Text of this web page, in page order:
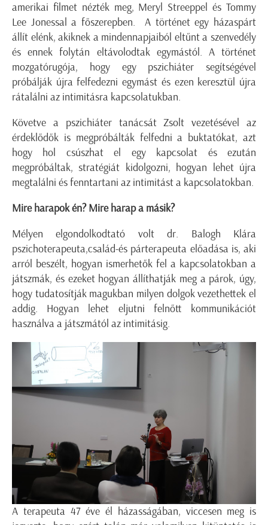
amerikai filmet nézték meg, Meryl Streeppel és Tommy
Lee Jonessal a főszerepben. A történet egy házaspárt
állít elénk, akiknek a mindennapjaiból eltűnt a szenvedély
és ennek folytán eltávolodtak egymástól. A történet
mozgatórugója, hogy egy pszichiáter segítségével
próbálják újra felfedezni egymást és ezen keresztül újra
rátalálni az intimitásra kapcsolatukban.
Követve a pszichiáter tanácsát Zsolt vezetésével az
érdeklődők is megpróbálták felfedni a buktatókat, azt
hogy hol csúszhat el egy kapcsolat és ezután
megpróbáltak, stratégiát kidolgozni, hogyan lehet újra
megtalálni és fenntartani az intimitást a kapcsolatokban.
Mire harapok én? Mire harap a másik?
Mélyen elgondolkodtató volt dr. Balogh Klára
pszichoterapeuta,család-és párterapeuta előadása is, aki
arról beszélt, hogyan ismerhetők fel a kapcsolatokban a
játszmák, és ezeket hogyan állíthatják meg a párok, úgy,
hogy tudatosítják magukban milyen dolgok vezethettek el
addig. Hogyan lehet eljutni felnőtt kommunikációt
használva a játszmától az intimitásig.
A terapeuta 47 éve él házasságában, viccesen meg is